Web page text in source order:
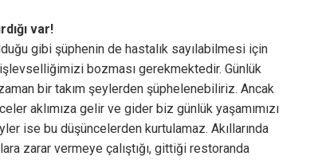
var!
gibi şüphenin de hastalık sayılabilmesi için
bozması gerekmektedir. Günlük
bir takım şeylerden şüphelenebiliriz. Ancak
aklımıza gelir ve gider biz günlük yaşamımızı
ise bu düşüncelerden kurtulamaz. Akıllarında
zarar vermeye çalıştığı, gittiği restoranda